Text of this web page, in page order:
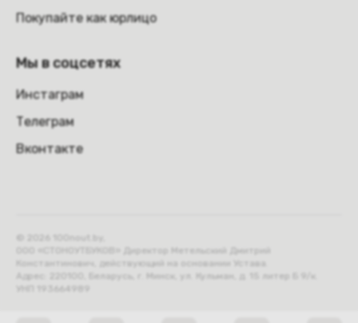
Покупайте как юрлицо
Мы в соцсетях
Инстаграм
Телеграм
Вконтакте
ООО «СТОНОУТБУКОВ» Директор Метельский Дмитрий
Константинович, действующий на основании Устава.
Адрес: 220100, Беларусь, г. Минск, ул. Кульман, д. 15 литер Б 9/к.